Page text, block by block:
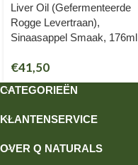
Liver Oil (Gefermenteerde
Rogge Levertraan),
Sinaasappel Smaak, 176ml
€41,50
CATEGORIEËN
KLANTENSERVICE
OVER Q NATURALS